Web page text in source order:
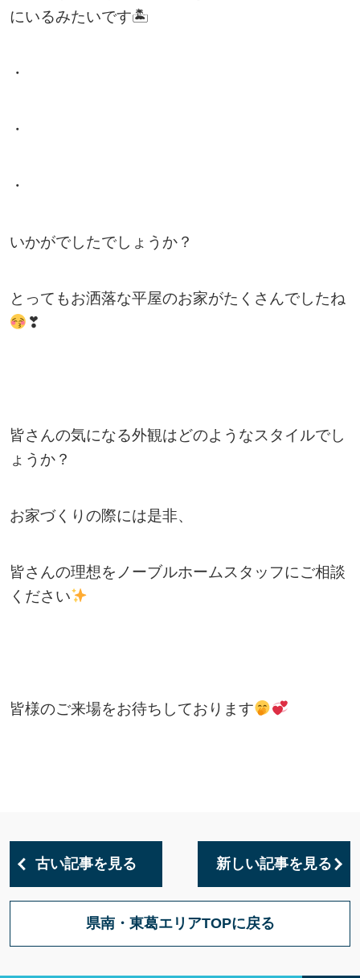
にいるみたいです🏝
・
・
・
いかがでしたでしょうか？
とってもお洒落な平屋のお家がたくさんでしたね
❣
皆さんの気になる外観はどのようなスタイルでし
ょうか？
お家づくりの際には是非、
皆さんの理想をノーブルホームスタッフにご相談
ください
皆様のご来場をお待ちしております
古い記事を見る 新しい記事を見る
県南・東葛エリアTOPに戻る